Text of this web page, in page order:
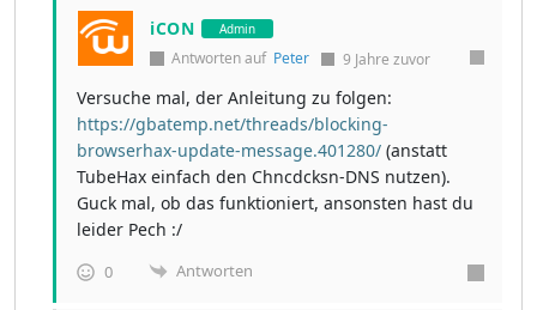
iCON Admin
Antworten auf Peter 9 Jahre zuvor
Versuche mal, der Anleitung zu folgen:
https://gbatemp.net/threads/blocking-
browserhax-update-message.401280/ (anstatt
TubeHax einfach den Chncdcksn-DNS nutzen).
Guck mal, ob das funktioniert, ansonsten hast du
leider Pech :/
0 Antworten